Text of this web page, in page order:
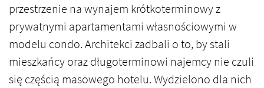
przestrzenie na wynajem krótkoterminowy z
prywatnymi apartamentami własnościowymi w
modelu condo. Architekci zadbali o to, by stali
mieszkańcy oraz długoterminowi najemcy nie czuli
się częścią masowego hotelu. Wydzielono dla nich